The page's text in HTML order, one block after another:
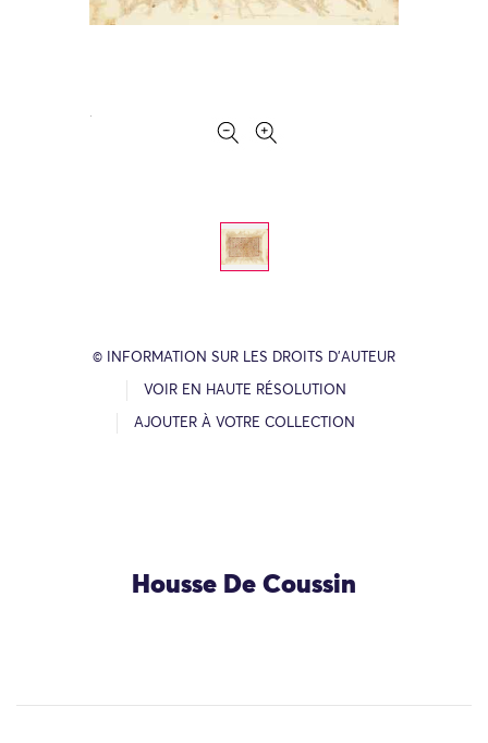
© INFORMATION SUR LES DROITS D’AUTEUR
VOIR EN HAUTE RÉSOLUTION
AJOUTER À VOTRE COLLECTION
Housse De Coussin